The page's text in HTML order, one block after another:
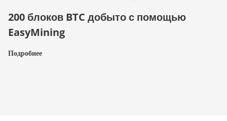
200 блоков BTC добыто с помощью
EasyMining
Подробнее